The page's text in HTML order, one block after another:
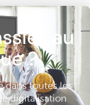
au
?
dans toutes les
digitalisation